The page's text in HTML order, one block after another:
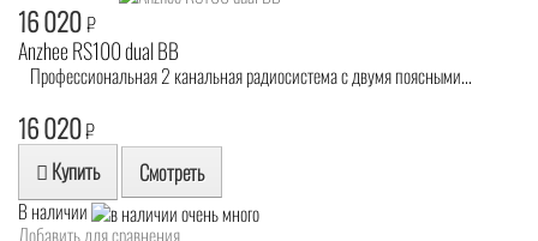
16 020₽
Anzhee RS100 dual BB
Профессиональная 2 канальная радиосистема с двумя поясными...
16 020₽
Купить Смотреть
В наличии
Добавить для сравнения